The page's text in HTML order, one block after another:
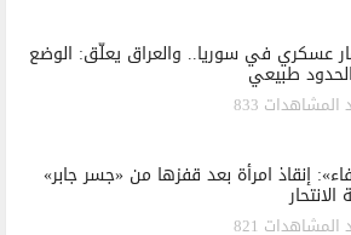
عسكري في سوريا.. والعراق يعلّق: الوضع
طبيعي
833
إنقاذ امرأة بعد قفزها من «جسر جابر»
821